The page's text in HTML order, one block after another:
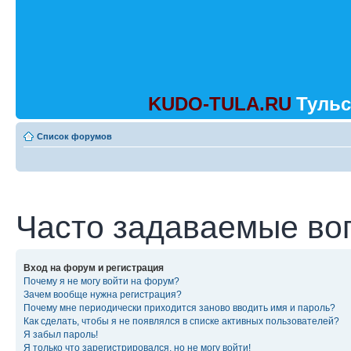
KUDO-TULA.RU
Список форумов
Часто задаваемые
Вход на форум и регистрация
Почему я не могу войти на форум?
Зачем вообще нужна регистрация?
Почему мне периодически приходится заново вводить имя и пароль?
Как сделать, чтобы я не появлялся в списке активных пользователей?
Я забыл пароль!
Я только что зарегистрировался, но не могу войти!